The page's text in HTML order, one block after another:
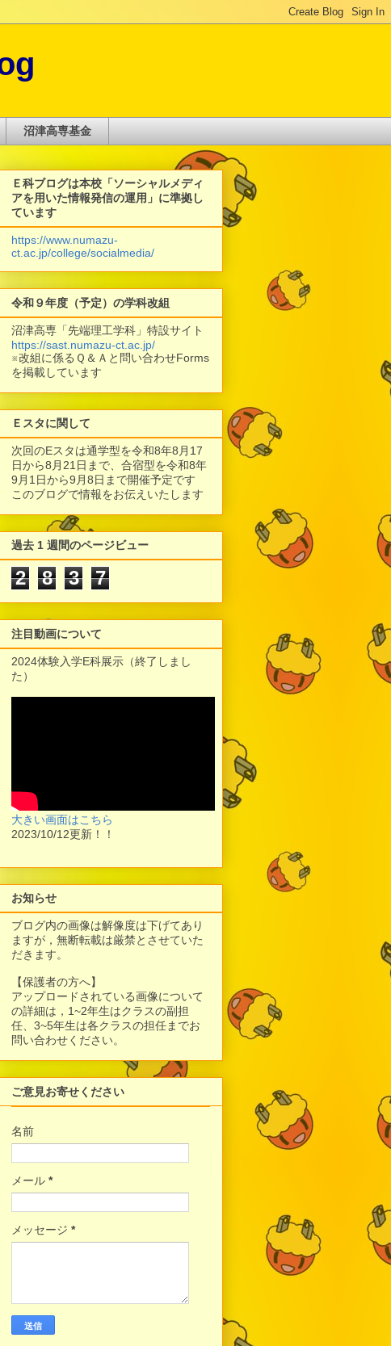
沼津高専基金
Ｅ科ブログは本校「ソーシャルメディ
アを用いた情報発信の運用」に準拠し
ています
https://www.numazu-
ct.ac.jp/college/socialmedia/
令和９年度（予定）の学科改組
沼津高専「先端理工学科」特設サイト
https://sast.numazu-ct.ac.jp/
※改組に係るＱ＆Ａと問い合わせForms
を掲載しています
Ｅスタに関して
次回のEスタは通学型を令和8年8月17
日から8月21日まで、合宿型を令和8年
9月1日から9月8日まで開催予定です
このブログで情報をお伝えいたします
過去 1 週間のページビュー
2 8 3 7
注目動画について
2024体験入学E科展示（終了しまし
た）
大きい画面はこちら
2023/10/12更新！！
お知らせ
ブログ内の画像は解像度は下げてあり
ますが， 無断転載は厳禁とさせていた
だきます。
【保護者の方へ】
アップロードされている画像について
の詳細は，1~2年生はクラスの副担
任、3~5年生は各クラスの担任までお
問い合わせください。
ご意見お寄せください
名前
メール *
メッセージ *